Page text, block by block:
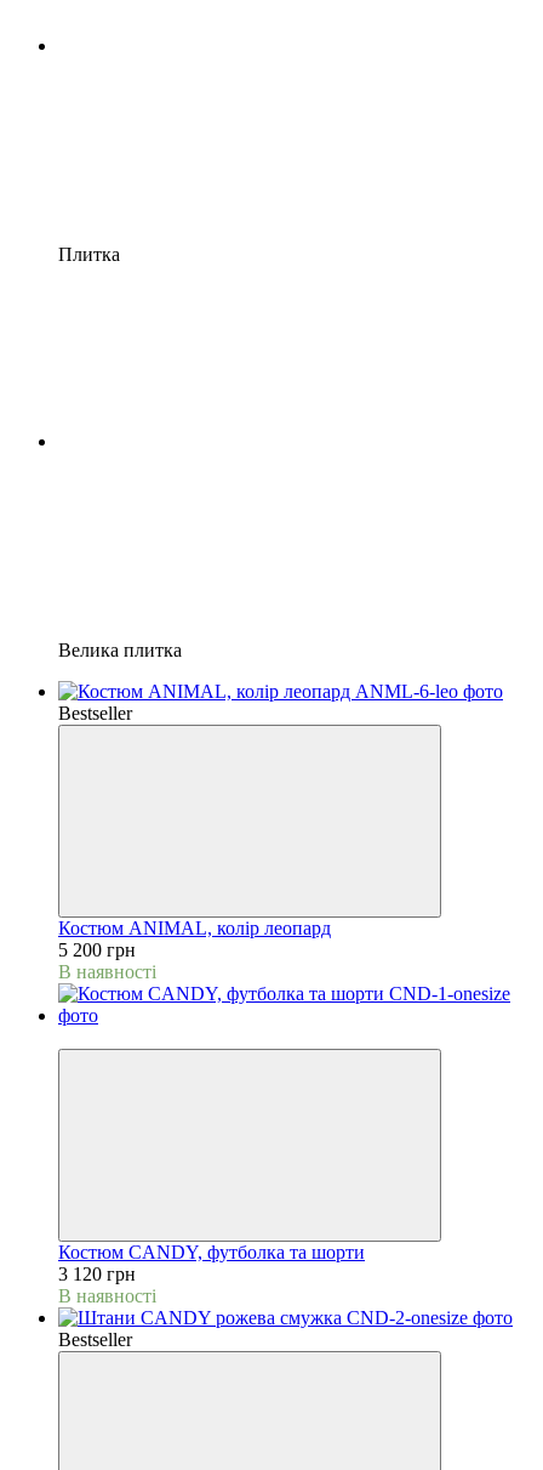
Плитка
Велика плитка
Bestseller
Костюм ANIMAL, колір леопард
5 200 грн
В наявності
Костюм CANDY, футболка та шорти
3 120 грн
В наявності
Bestseller